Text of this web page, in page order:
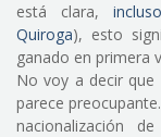
está clara,
Quiroga), esto
ganado en primera
No voy a decir
parece
nacionalización